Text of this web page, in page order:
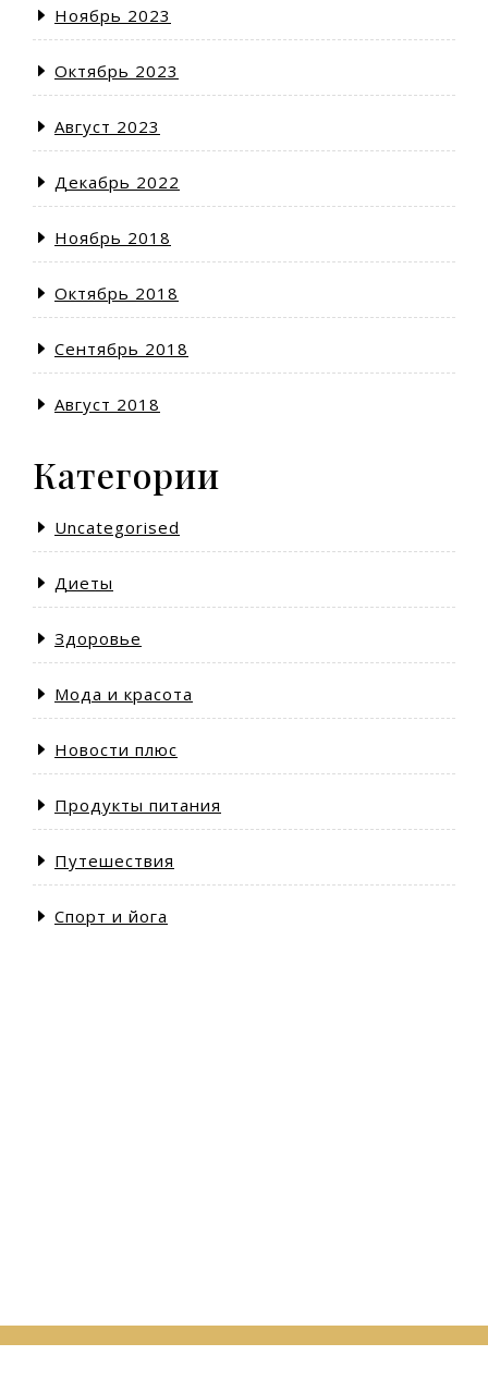
Ноябрь 2023
Октябрь 2023
Август 2023
Декабрь 2022
Ноябрь 2018
Октябрь 2018
Сентябрь 2018
Август 2018
Категории
Uncategorised
Диеты
Здоровье
Мода и красота
Новости плюс
Продукты питания
Путешествия
Спорт и йога